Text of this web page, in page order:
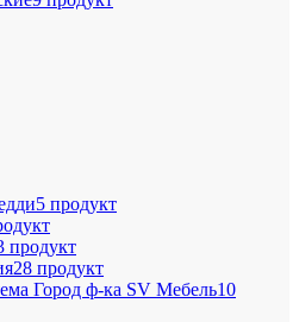
5 продукт
продукт
28 продукт
Город ф-ка SV Мебель10